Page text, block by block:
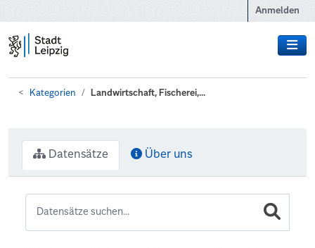
Anmelden
Kategorien Landwirtschaft, Fischerei,...
Datensätze Über uns